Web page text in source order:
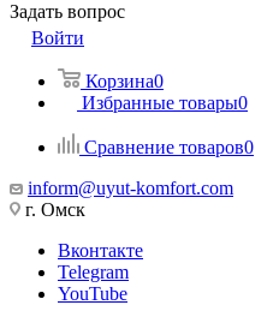
Задать вопрос
Войти
Корзина0
Избранные товары0
Сравнение товаров0
inform@uyut-komfort.com
г. Омск
Вконтакте
Telegram
YouTube